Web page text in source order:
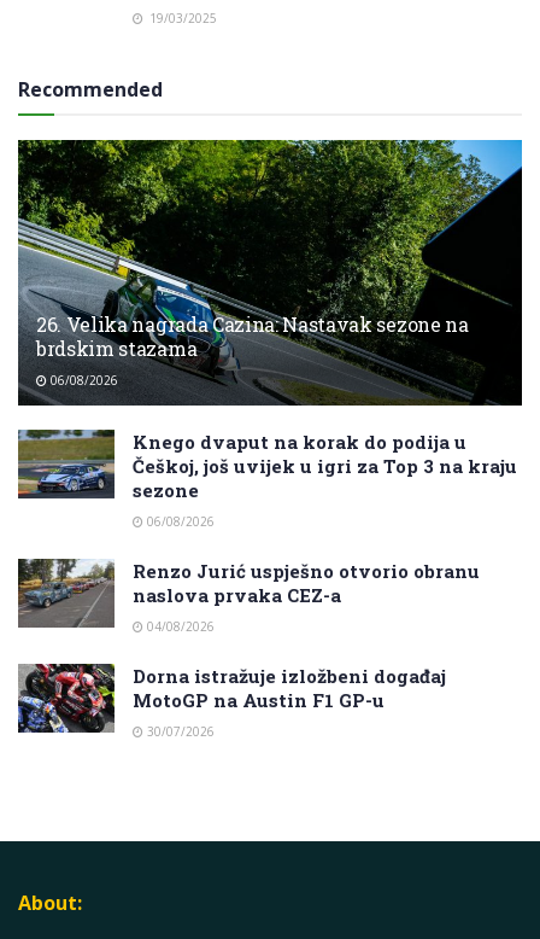
19/03/2025
Recommended
26. Velika nagrada Cazina: Nastavak sezone na
brdskim stazama
06/08/2026
Knego dvaput na korak do podija u
Češkoj, još uvijek u igri za Top 3 na kraju
sezone
06/08/2026
Renzo Jurić uspješno otvorio obranu
naslova prvaka CEZ-a
04/08/2026
Dorna istražuje izložbeni događaj
MotoGP na Austin F1 GP-u
30/07/2026
About: